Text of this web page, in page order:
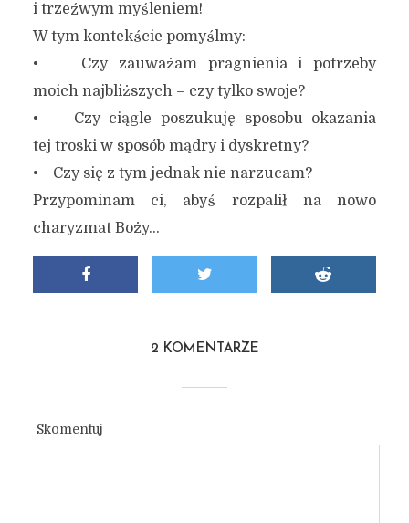
i trzeźwym myśleniem!
W tym kontekście pomyślmy:
• Czy zauważam pragnienia i potrzeby
moich najbliższych – czy tylko swoje?
• Czy ciągle poszukuję sposobu okazania
tej troski w sposób mądry i dyskretny?
• Czy się z tym jednak nie narzucam?
Przypominam ci, abyś rozpalił na nowo
charyzmat Boży…
2 KOMENTARZE
Skomentuj